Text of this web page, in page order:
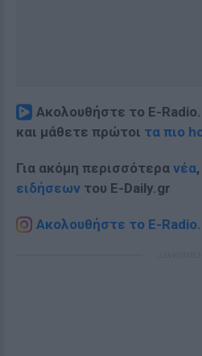
Ακολουθήστε το E-
και μάθετε πρώτοι τα πιο
Για ακόμη περισσότερα νέα
ειδήσεων του E-Daily.gr
Ακολουθήστε το E-